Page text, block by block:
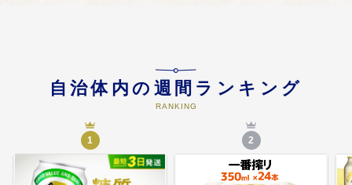
４. 都市基盤(道路、交通、上下水
道、住宅・住環境、景観、公園・
緑化)及び環境に関する事業
交通・道路・住環境の整備、自然
共生社会の構築等のための事業
自治体内の週間ランキング
RANKING
1 2